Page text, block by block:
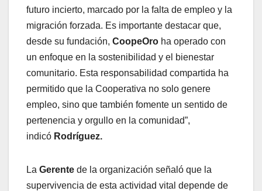
futuro incierto, marcado por la falta de empleo y la
migración forzada. Es importante destacar que,
desde su fundación, CoopeOro ha operado con
un enfoque en la sostenibilidad y el bienestar
comunitario. Esta responsabilidad compartida ha
permitido que la Cooperativa no solo genere
empleo, sino que también fomente un sentido de
pertenencia y orgullo en la comunidad”,
indicó Rodríguez.
La Gerente de la organización señaló que la
supervivencia de esta actividad vital depende de